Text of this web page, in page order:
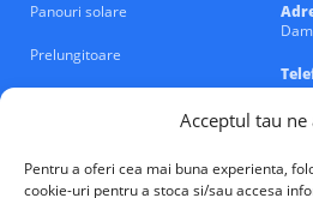
Acceptul tau ne
Pentru a oferi cea mai buna experienta,
cookie-uri pentru a stoca si/sau accesa
Panouri solare
Prelungitoare